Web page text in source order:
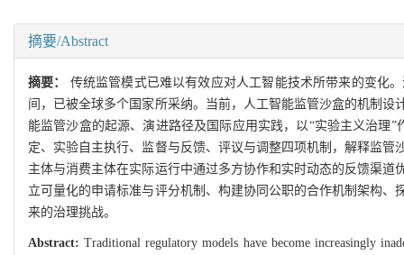
摘要/Abstract
摘要： 传统监管模式已难以有效应对人工智能技术所带来的变化
间，已被全球多个国家所采纳。当前，人工智能监管沙盒的机制
能监管沙盒的起源、演进路径及国际应用实践，以“实验主义治理
定、实验自主执行、监督与反馈、评议与调整四项机制，解释监
主体与消费主体在实际运行中通过多方协作和实时动态的反馈渠
立可量化的申请标准与评分机制、构建协同公职的合作机制架构
来的治理挑战。
Abstract:Traditional regulatory models have become increasingly